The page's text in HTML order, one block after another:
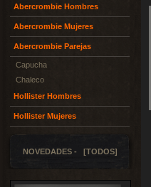
Abercrombie Hombres
Abercrombie Mujeres
Abercrombie Parejas
Capucha
Chaleco
Hollister Hombres
Hollister Mujeres
NOVEDADES - [TODOS]